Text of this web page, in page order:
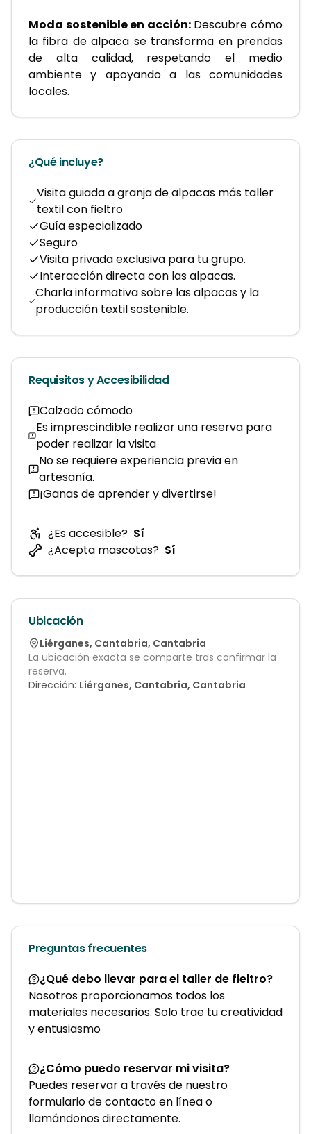
Moda sostenible en acción: Descubre cómo
la fibra de alpaca se transforma en prendas
de alta calidad, respetando el medio
ambiente y apoyando a las comunidades
locales.
¿Qué incluye?
Visita guiada a granja de alpacas más taller
textil con fieltro
Guía especializado
Seguro
Visita privada exclusiva para tu grupo.
Interacción directa con las alpacas.
Charla informativa sobre las alpacas y la
producción textil sostenible.
Requisitos y Accesibilidad
Calzado cómodo
Es imprescindible realizar una reserva para
poder realizar la visita
No se requiere experiencia previa en
artesanía.
¡Ganas de aprender y divertirse!
¿Es accesible? Sí
¿Acepta mascotas? Sí
Ubicación
Liérganes, Cantabria, Cantabria
La ubicación exacta se comparte tras confirmar la
reserva.
Dirección: Liérganes, Cantabria, Cantabria
Preguntas frecuentes
¿Qué debo llevar para el taller de fieltro?
Nosotros proporcionamos todos los
materiales necesarios. Solo trae tu creatividad
y entusiasmo
¿Cómo puedo reservar mi visita?
Puedes reservar a través de nuestro
formulario de contacto en línea o
llamándonos directamente.